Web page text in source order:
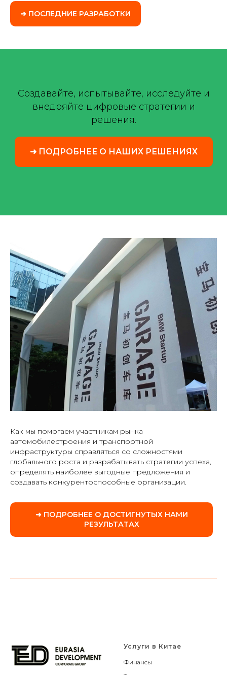
➜ ПОСЛЕДНИЕ РАЗРАБОТКИ
Создавайте, испытывайте, исследуйте и
внедряйте цифровые стратегии и
решения.
➜ ПОДРОБНЕЕ О НАШИХ РЕШЕНИЯХ
Как мы помогаем участникам рынка
автомобилестроения и транспортной
инфраструктуры справляться со сложностями
глобального роста и разрабатывать стратегии успеха,
определять наиболее выгодные предложения и
создавать конкурентоспособные организации.
➜ ПОДРОБНЕЕ О ДОСТИГНУТЫХ НАМИ
РЕЗУЛЬТАТАХ
Услуги в Китае
Финансы